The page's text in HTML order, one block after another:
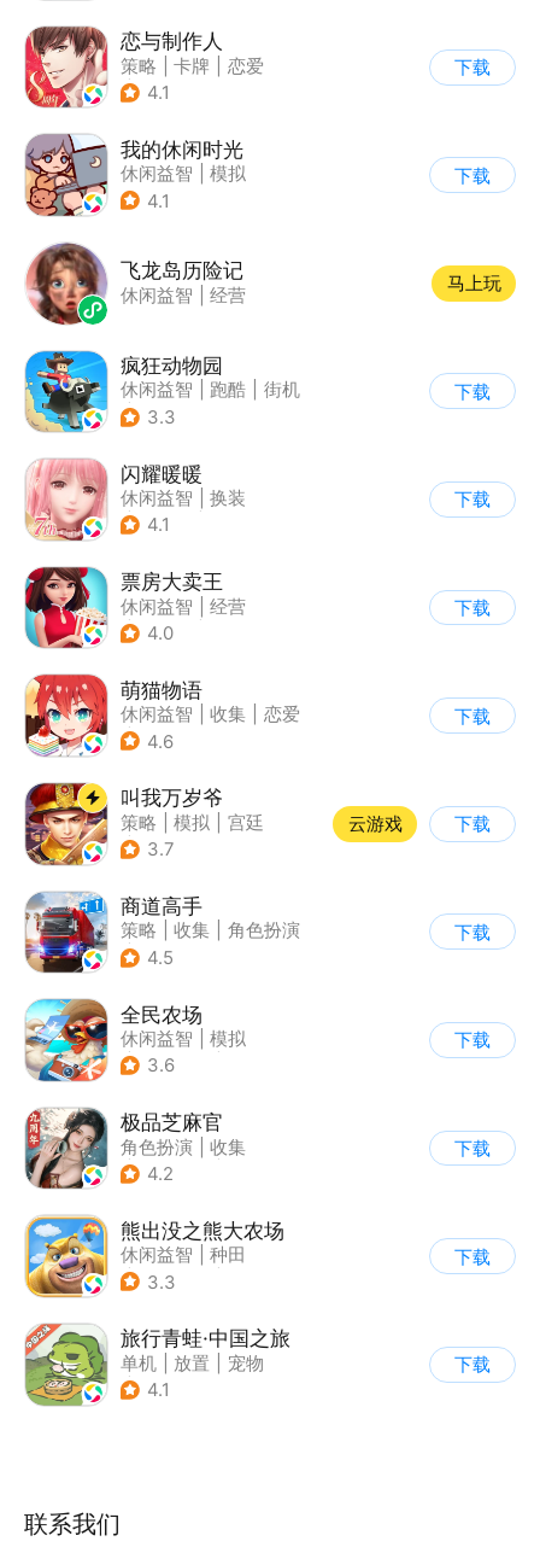
恋与制作人
策略 卡牌
恋爱
| 乙女
4.1
下载
我的休闲时光
休闲益智
模拟
4.1
下载
飞龙岛历险记
休闲益智 经营
马上玩
疯狂动物园
休闲益智 跑酷
街机
| 像素风
3.3
下载
闪耀暖暖
休闲益智
换装
| 女性向
4.1
下载
票房大卖王
休闲益智
经营
| 演艺圈
4.0
下载
萌猫物语
休闲益智 收集
恋爱
| 女性向
4.6
下载
叫我万岁爷
策略 模拟
宫廷
| 剧情
3.7
云游戏 下载
商道高手
策略 收集
角色扮演
| 模拟
4.5
下载
全民农场
休闲益智
模拟
| 田园生活
3.6
下载
极品芝麻官
角色扮演
收集
| 架空历史
4.2
下载
熊出没之熊大农场
休闲益智
种田
| 田园生活
3.3
下载
旅行青蛙·中国之旅
单机 放置
宠物
| 中国风
4.1
下载
联系我们